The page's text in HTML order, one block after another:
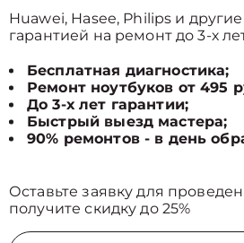
Huawei, Hasee, Philips и
гарантией на ремонт до 3-х
Бесплатная диагностика;
Ремонт ноутбуков от 495
До 3-х лет гарантии;
Быстрый выезд мастера;
90% ремонтов - в день
Оставьте заявку для
получите скидку до 25%